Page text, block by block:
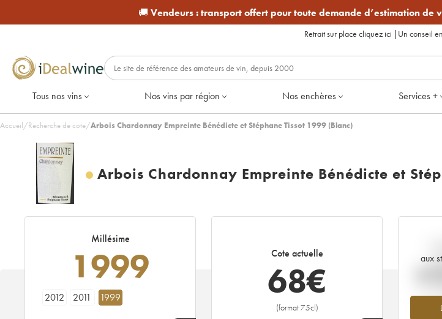
🚚 Vendeurs :transport offert pour toute demande d’estimation de
Retrait sur place cliquez ici | Un conseil
Tous nos vins Nos vins par région Nos enchères Services +
Accueil/Recherche de cote/Arbois Chardonnay Empreinte Bénédicte et Stéphane Tissot 1999 (Blanc)
Arbois Chardonnay Empreinte Bénédicte et
Millésime
1999
2012 2011 1999
Cote actuelle
68€
(format 75cl)
aux